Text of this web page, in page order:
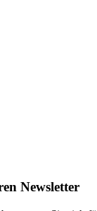
Newsletter